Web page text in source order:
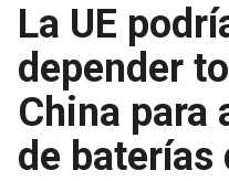
La UE
depender
China para
de baterías